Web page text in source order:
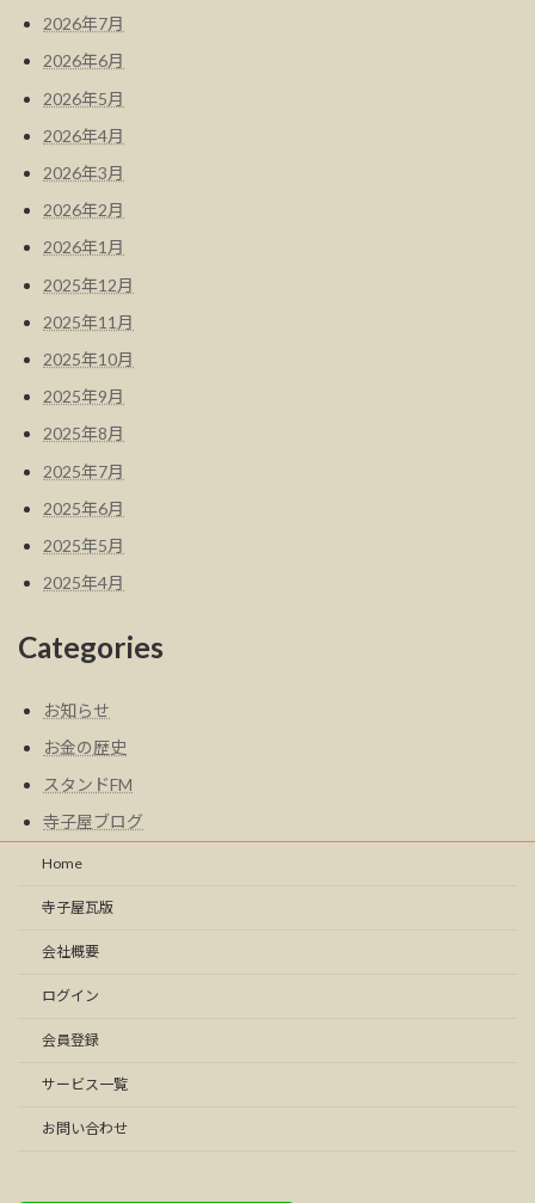
2026年7月
2026年6月
2026年5月
2026年4月
2026年3月
2026年2月
2026年1月
2025年12月
2025年11月
2025年10月
2025年9月
2025年8月
2025年7月
2025年6月
2025年5月
2025年4月
Categories
お知らせ
お金の歴史
スタンドFM
寺子屋ブログ
Home
寺子屋瓦版
会社概要
ログイン
会員登録
サービス一覧
お問い合わせ